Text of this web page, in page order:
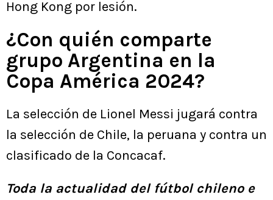
Hong Kong por lesión.
¿Con quién comparte
grupo Argentina en la
Copa América 2024?
La selección de Lionel Messi jugará contra
la selección de Chile, la peruana y contra un
clasificado de la Concacaf.
Toda la actualidad del fútbol chileno e